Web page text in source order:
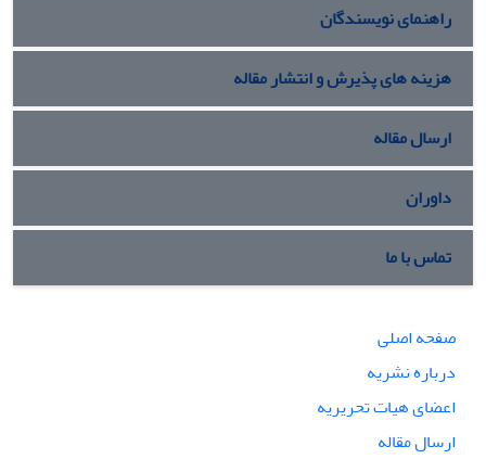
راهنمای نویسندگان
هزینه های پذیرش و انتشار مقاله
ارسال مقاله
داوران
تماس با ما
صفحه اصلی
درباره نشریه
اعضای هیات تحریریه
ارسال مقاله